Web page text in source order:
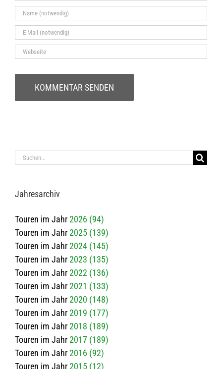
Suche
Jah­res­ar­chiv
Touren im Jahr2026 (94)
Touren im Jahr2025 (139)
Touren im Jahr2024 (145)
Touren im Jahr2023 (135)
Touren im Jahr2022 (136)
Touren im Jahr2021 (133)
Touren im Jahr2020 (148)
Touren im Jahr2019 (177)
Touren im Jahr2018 (189)
Touren im Jahr2017 (189)
Touren im Jahr2016 (92)
Touren im Jahr2015 (12)